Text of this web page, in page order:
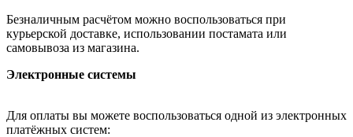
Безналичным расчётом можно воспользоваться при
курьерской доставке, использовании постамата или
самовывоза из магазина.
Электронные системы
Для оплаты вы можете воспользоваться одной из электронных
платёжных систем: